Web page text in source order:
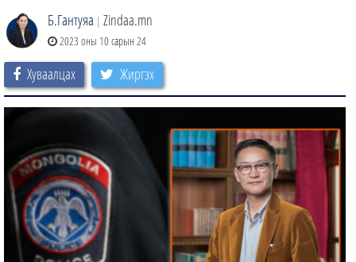
Б.Гантуяа | Zindaa.mn
2023 оны 10 сарын 24
Хуваалцах Жиргэх